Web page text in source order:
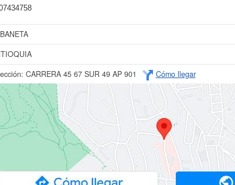
CARRERA 45 67 SUR 49 AP 901 Cómo llegar